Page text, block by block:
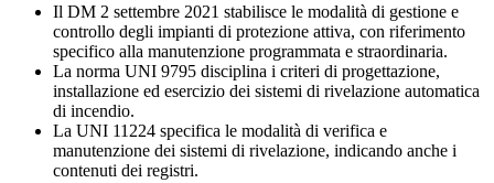
Il DM 2 settembre 2021 stabilisce le modalità di gestione e
controllo degli impianti di protezione attiva, con riferimento
specifico alla manutenzione programmata e straordinaria.
La norma UNI 9795 disciplina i criteri di progettazione,
installazione ed esercizio dei sistemi di rivelazione automatica
di incendio.
La UNI 11224 specifica le modalità di verifica e
manutenzione dei sistemi di rivelazione, indicando anche i
contenuti dei registri.